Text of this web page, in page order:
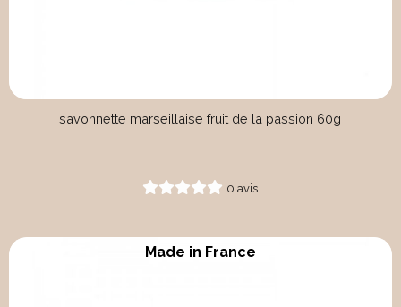
savonnette marseillaise fruit de la passion 60g
0 avis
Made in France